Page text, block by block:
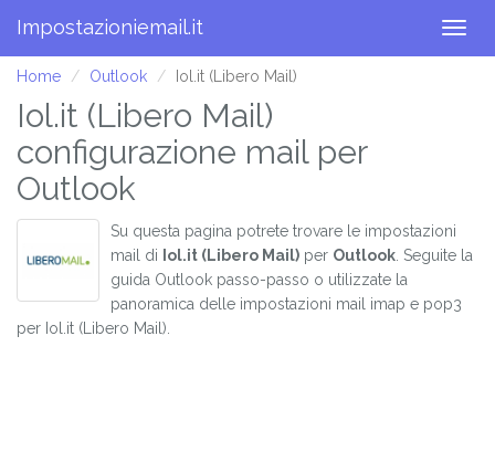
Impostazioniemail.it
Home Outlook Iol.it (Libero Mail)
Iol.it (Libero Mail)
configurazione mail per
Outlook
Su questa pagina potrete trovare le impostazioni
mail di
Iol.it (Libero Mail) per Outlook . Seguite la
guida Outlook passo-passo o utilizzate la
panoramica delle impostazioni mail imap e pop3
per Iol.it (Libero Mail).